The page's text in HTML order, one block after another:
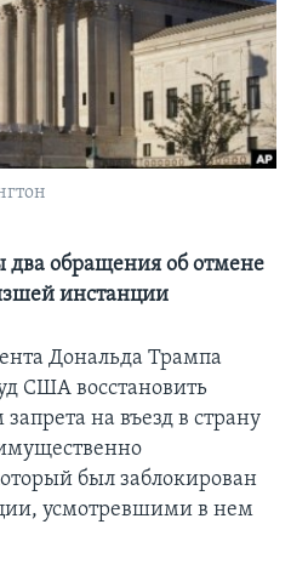
два обращения об отмене
инстанции
Дональда Трампа
США восстановить
на въезд в страну
был заблокирован
усмотревшими в нем